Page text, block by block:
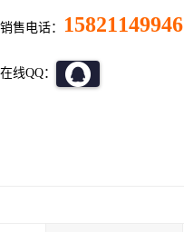
销售电话： 15821149946
在线QQ：